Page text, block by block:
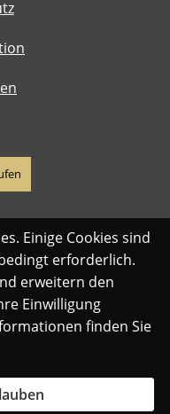
Einige Cookies sind
erforderlich.
erweitern den
Einwilligung
finden Sie